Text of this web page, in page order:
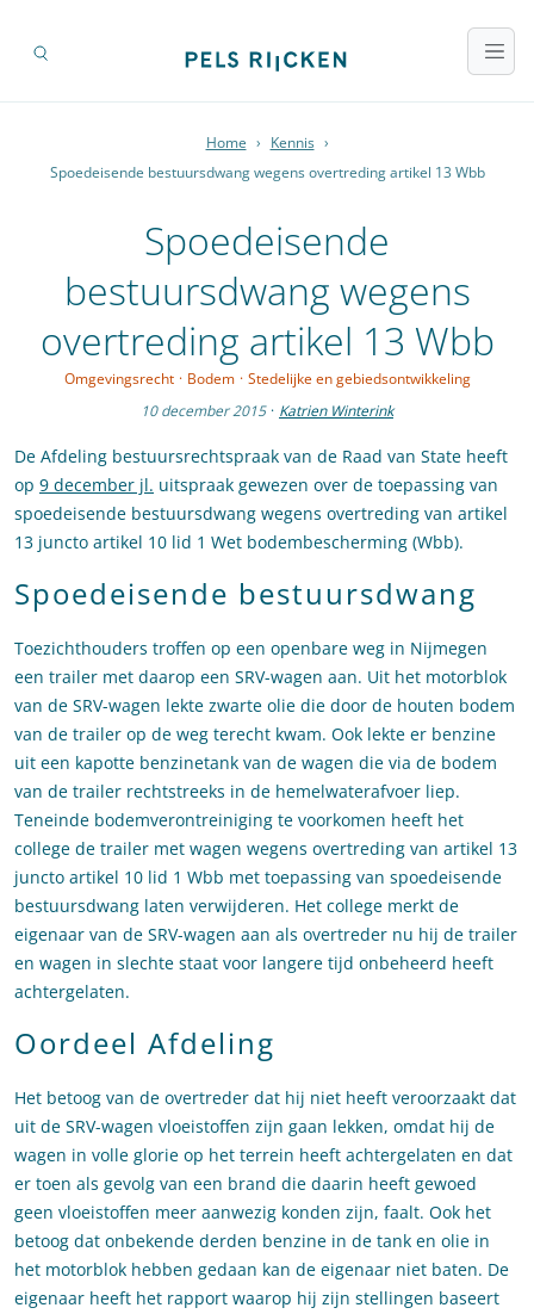
Home › Kennis ›
Spoedeisende bestuursdwang wegens overtreding artikel 13 Wbb
Spoedeisende
bestuursdwang wegens
overtreding artikel 13 Wbb
Omgevingsrecht · Bodem · Stedelijke en gebiedsontwikkeling
10 december 2015 · Katrien Winterink
De Afdeling bestuursrechtspraak van de Raad van State heeft
op 9 december jl. uitspraak gewezen over de toepassing van
spoedeisende bestuursdwang wegens overtreding van artikel
13 juncto artikel 10 lid 1 Wet bodembescherming (Wbb).
Spoedeisende bestuursdwang
Toezichthouders troffen op een openbare weg in Nijmegen
een trailer met daarop een SRV-wagen aan. Uit het motorblok
van de SRV-wagen lekte zwarte olie die door de houten bodem
van de trailer op de weg terecht kwam. Ook lekte er benzine
uit een kapotte benzinetank van de wagen die via de bodem
van de trailer rechtstreeks in de hemelwaterafvoer liep.
Teneinde bodemverontreiniging te voorkomen heeft het
college de trailer met wagen wegens overtreding van artikel 13
juncto artikel 10 lid 1 Wbb met toepassing van spoedeisende
bestuursdwang laten verwijderen. Het college merkt de
eigenaar van de SRV-wagen aan als overtreder nu hij de trailer
en wagen in slechte staat voor langere tijd onbeheerd heeft
achtergelaten.
Oordeel Afdeling
Het betoog van de overtreder dat hij niet heeft veroorzaakt dat
uit de SRV-wagen vloeistoffen zijn gaan lekken, omdat hij de
wagen in volle glorie op het terrein heeft achtergelaten en dat
er toen als gevolg van een brand die daarin heeft gewoed
geen vloeistoffen meer aanwezig konden zijn, faalt. Ook het
betoog dat onbekende derden benzine in de tank en olie in
het motorblok hebben gedaan kan de eigenaar niet baten. De
eigenaar heeft het rapport waarop hij zijn stellingen baseert